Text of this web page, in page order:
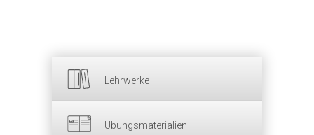
Lehrwerke
Übungsmaterialien